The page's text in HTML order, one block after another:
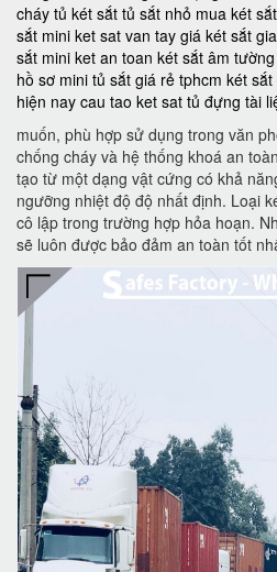
cháy tủ két sắt tủ sắt nhỏ mua két
sắt mini ket sat van tay giá két sắt
sắt mini ket an toan két sắt âm tường
hồ sơ mini tủ sắt giá rẻ tphcm két sắt
hiện nay cau tao ket sat tủ đựng tài
muốn, phù hợp sử dụng trong văn
chống cháy và hệ thống khoá an
tạo từ một dạng vật cứng có khả
ngưỡng nhiệt độ độ nhất định. Loại
cô lập trong trường hợp hỏa hoạn.
sẽ luôn được bảo đảm an toàn tốt